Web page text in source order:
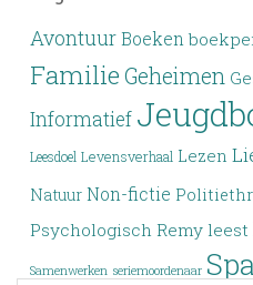
Avontuur Boeken
Familie Geheimen
Informatief
Leesdoel Levensverhaal Lezen
Natuur Non-fictie
Psychologisch Remy leest
Samenwerken seriemoordenaar